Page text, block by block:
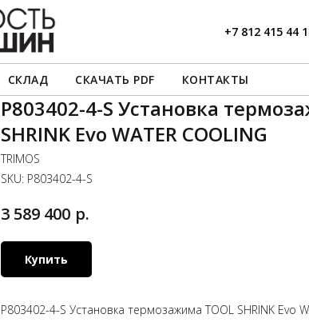
+7 812 415 44
СКЛАД СКАЧАТЬ PDF КОНТАКТЫ
P803402-4-S Установка
SHRINK Evo WATER COOLING
TRIMOS
SKU: P803402-4-S
3 589 400 р.
Купить
P803402-4-S Установка термозажима TOOL SHRINK Evo